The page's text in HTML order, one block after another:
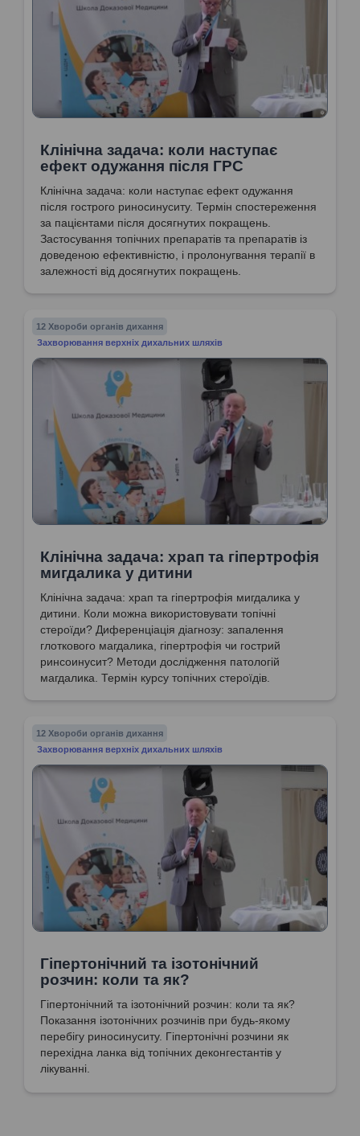
Клінічна задача: коли наступає
ефект одужання після ГРС
Клінічна задача: коли наступає ефект одужання
після гострого риносинуситу. Термін спостереження
за пацієнтами після досягнутих покращень.
Застосування топічних препаратів та препаратів із
доведеною ефективністю, і пролонугвання терапії в
залежності від досягнутих покращень.
12 Хвороби органів дихання
Захворювання верхніх дихальних шляхів
Клінічна задача: храп та гіпертрофія
мигдалика у дитини
Клінічна задача: храп та гіпертрофія мигдалика у
дитини. Коли можна використовувати топічні
стероїди? Диференціація діагнозу: запалення
глоткового магдалика, гіпертрофія чи гострий
ринсоинусит? Методи дослідження патологій
магдалика. Термін курсу топічних стероїдів.
12 Хвороби органів дихання
Захворювання верхніх дихальних шляхів
Гіпертонічний та ізотонічний
розчин: коли та як?
Гіпертонічний та ізотонічний розчин: коли та як?
Показання ізотонічних розчинів при будь-якому
перебігу риносинуситу. Гіпертонічні розчини як
перехідна ланка від топічних деконгестантів у
лікуванні.